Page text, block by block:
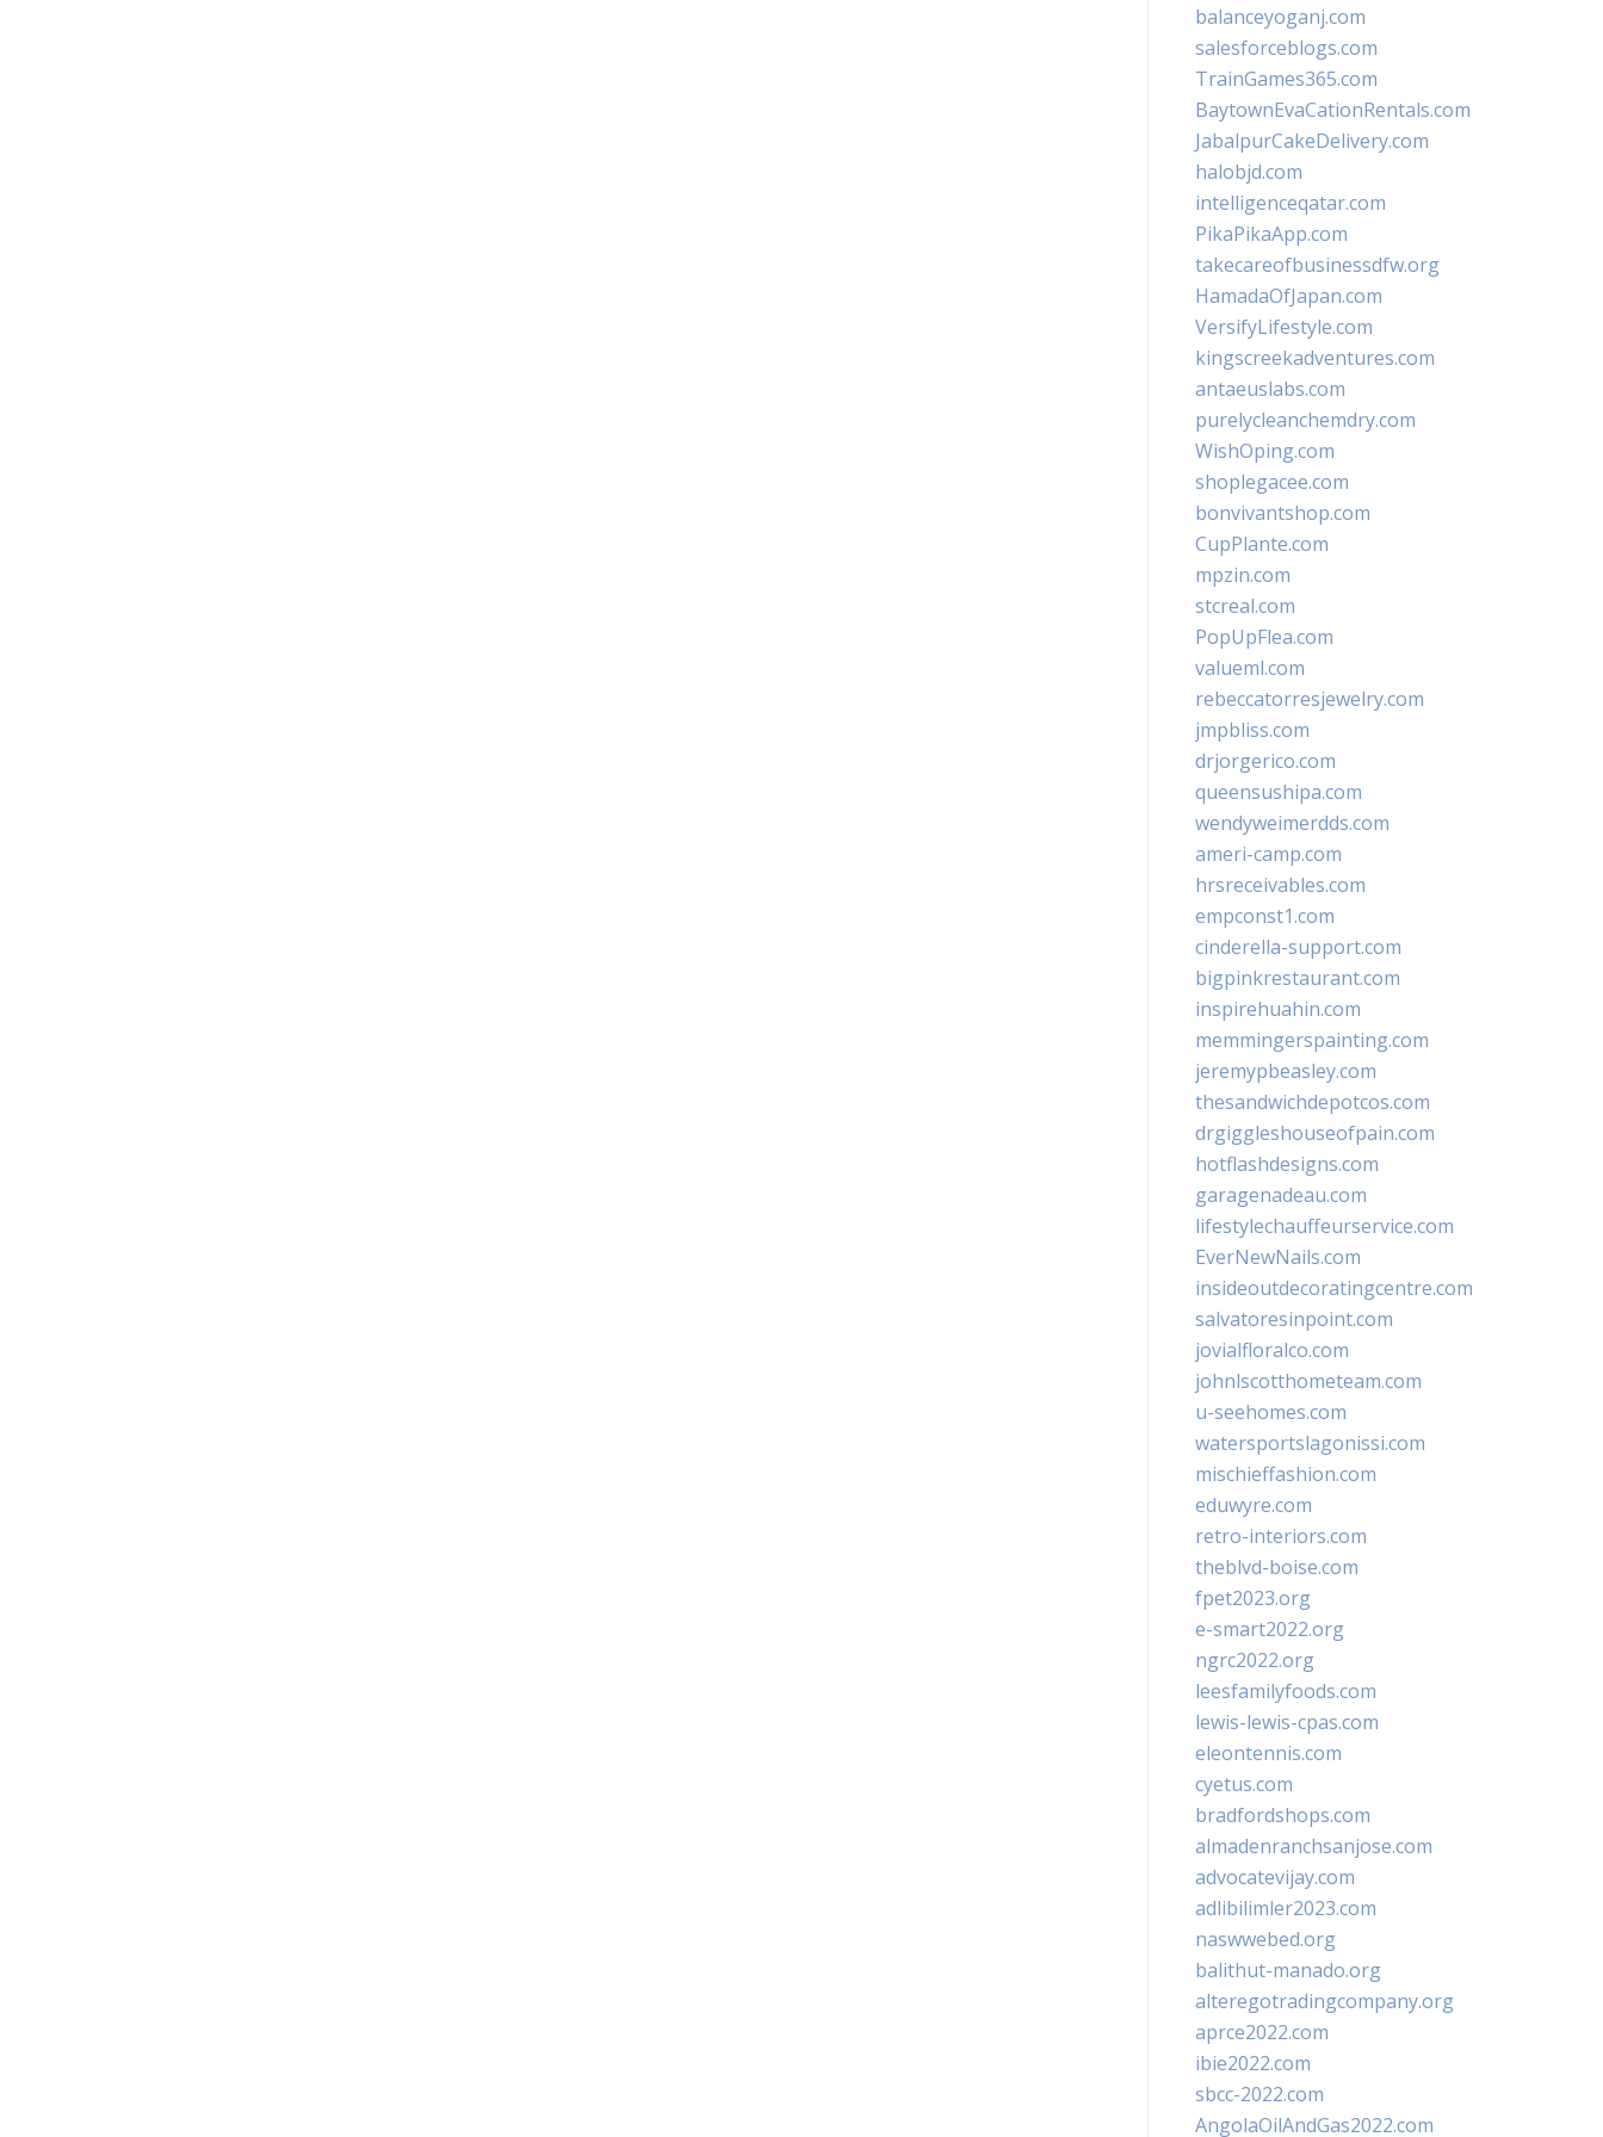
balanceyoganj.com
salesforceblogs.com
TrainGames365.com
BaytownEvaCationRentals.com
JabalpurCakeDelivery.com
halobjd.com
intelligenceqatar.com
PikaPikaApp.com
takecareofbusinessdfw.org
HamadaOfJapan.com
VersifyLifestyle.com
kingscreekadventures.com
antaeuslabs.com
purelycleanchemdry.com
WishOping.com
shoplegacee.com
bonvivantshop.com
CupPlante.com
mpzin.com
stcreal.com
PopUpFlea.com
valueml.com
rebeccatorresjewelry.com
jmpbliss.com
drjorgerico.com
queensushipa.com
wendyweimerdds.com
ameri-camp.com
hrsreceivables.com
empconst1.com
cinderella-support.com
bigpinkrestaurant.com
inspirehuahin.com
memmingerspainting.com
jeremypbeasley.com
thesandwichdepotcos.com
drgiggleshouseofpain.com
hotflashdesigns.com
garagenadeau.com
lifestylechauffeurservice.com
EverNewNails.com
insideoutdecoratingcentre.com
salvatoresinpoint.com
jovialfloralco.com
johnlscotthometeam.com
u-seehomes.com
watersportslagonissi.com
mischieffashion.com
eduwyre.com
retro-interiors.com
theblvd-boise.com
fpet2023.org
e-smart2022.org
ngrc2022.org
leesfamilyfoods.com
lewis-lewis-cpas.com
eleontennis.com
cyetus.com
bradfordshops.com
almadenranchsanjose.com
advocatevijay.com
adlibilimler2023.com
naswwebed.org
balithut-manado.org
alteregotradingcompany.org
aprce2022.com
ibie2022.com
sbcc-2022.com
AngolaOilAndGas2022.com